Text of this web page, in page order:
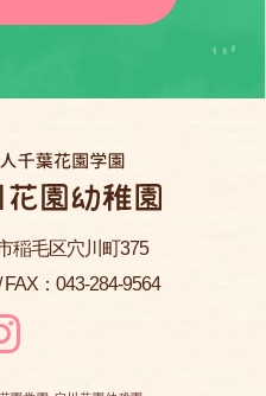
稲毛区穴川町375
FAX：043-284-9564